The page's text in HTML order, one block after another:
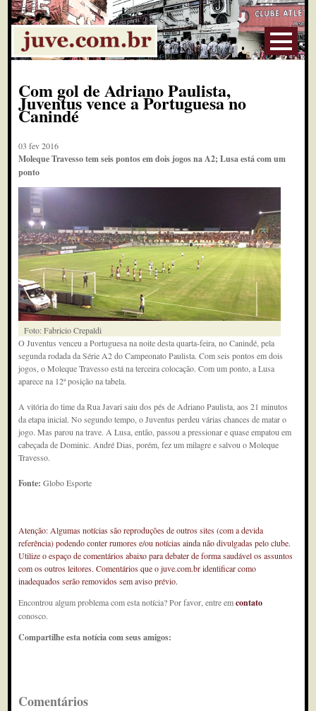
Com gol de Adriano Paulista,
Juventus vence a Portuguesa no
Canindé
03 fev 2016
Moleque Travesso tem seis pontos em dois jogos na A2; Lusa está com um
ponto
Foto: Fabricio Crepaldi
O Juventus venceu a Portuguesa na noite desta quarta-feira, no Canindé, pela
segunda rodada da Série A2 do Campeonato Paulista. Com seis pontos em dois
jogos, o Moleque Travesso está na terceira colocação. Com um ponto, a Lusa
aparece na 12ª posição na tabela.
A vitória do time da Rua Javari saiu dos pés de Adriano Paulista, aos 21 minutos
da etapa inicial. No segundo tempo, o Juventus perdeu várias chances de matar o
jogo. Mas parou na trave. A Lusa, então, passou a pressionar e quase empatou em
cabeçada de Dominic. André Dias, porém, fez um milagre e salvou o Moleque
Travesso.
Fonte:Globo Esporte
Atenção: Algumas notícias são reproduções de outros sites (com a devida
referência) podendo conter rumores e/ou notícias ainda não divulgadas pelo clube.
Utilize o espaço de comentários abaixo para debater de forma saudável os assuntos
com os outros leitores. Comentários que o juve.com.br identificar como
inadequados serão removidos sem aviso prévio.
Encontrou algum problema com esta notícia? Por favor, entre emcontato
conosco.
Compartilhe esta notícia com seus amigos:
Comentários